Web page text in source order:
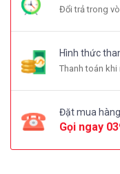
Đổi trả trong
Hình thức
Thanh toán khi
Đặt mua
Gọi ngay